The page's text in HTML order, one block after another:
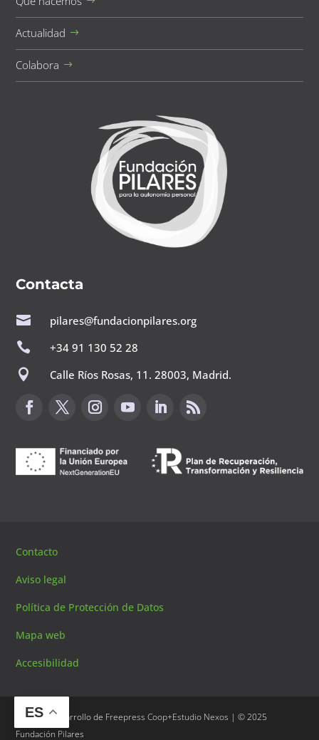
Actualidad
Colabora
Contacta

pilares@fundacionpilares.org

+34 91 130 52 28

Calle Ríos Rosas, 11. 28003, Madrid.
Contacto
Aviso legal
Política de Protección de Datos
Mapa web
Accesibilidad
Diseño y desarrollo de Freepress Coop+Estudio Nexos | © 2025
Fundación Pilares
ES